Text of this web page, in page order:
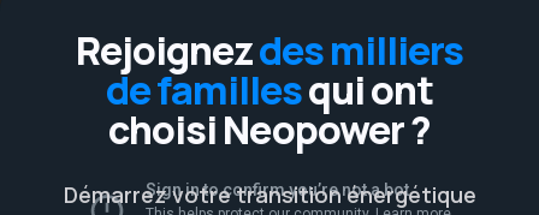
Rejoignezdes milliers
de famillesqui ont
choisi Neopower ?
Démarrez votre transition énergétique